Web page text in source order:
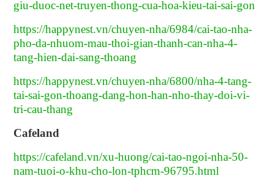
giu-duoc-net-truyen-thong-cua-hoa-kieu-tai-sai-gon
https://happynest.vn/chuyen-nha/6984/cai-tao-nha-
pho-da-nhuom-mau-thoi-gian-thanh-can-nha-4-
tang-hien-dai-sang-thoang
https://happynest.vn/chuyen-nha/6800/nha-4-tang-
tai-sai-gon-thoang-dang-hon-han-nho-thay-doi-vi-
tri-cau-thang
Cafeland
https://cafeland.vn/xu-huong/cai-tao-ngoi-nha-50-
nam-tuoi-o-khu-cho-lon-tphcm-96795.html